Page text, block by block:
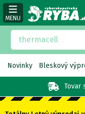
MENU
Tovar
Novinky Bleskový